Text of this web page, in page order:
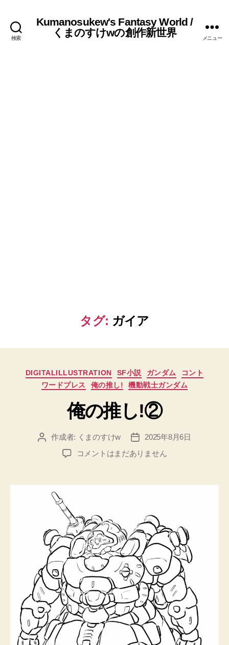
検索
Kumanosukew's Fantasy World /
くまのすけwの創作新世界
メニュー
タグ: ガイア
カ
テ
リ
ー
DIGITALILLUSTRATION SF小説 ガンダム
コント
ワードプレス
俺の推し! 機動戦士ガンダム
俺の推し!②
投 作成者: くまのすけw
投
稿
日
2025年8月6日
俺
し!
の
コメントはまだありません